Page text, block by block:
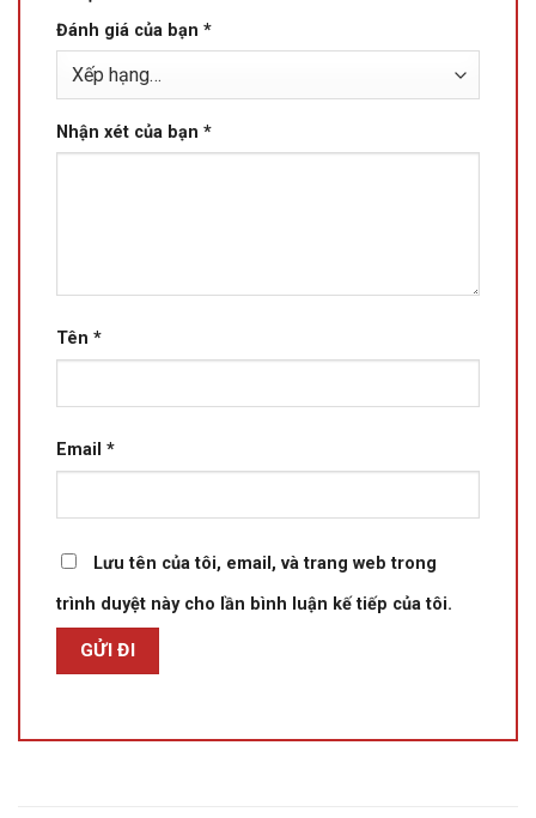
Đánh giá của bạn *
Nhận xét của bạn *
Tên *
Email *
Lưu tên của tôi, email, và trang web trong
trình duyệt này cho lần bình luận kế tiếp của tôi.